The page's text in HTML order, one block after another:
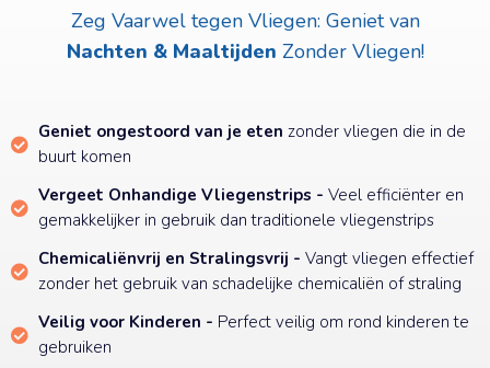
Zeg Vaarwel tegen Vliegen: Geniet van
Nachten & Maaltijden Zonder Vliegen!
Geniet ongestoord van je eten zonder vliegen die in de
buurt komen
Vergeet Onhandige Vliegenstrips - Veel efficiënter en
gemakkelijker in gebruik dan traditionele vliegenstrips
Chemicaliënvrij en Stralingsvrij - Vangt vliegen effectief
zonder het gebruik van schadelijke chemicaliën of straling
Veilig voor Kinderen - Perfect veilig om rond kinderen te
gebruiken